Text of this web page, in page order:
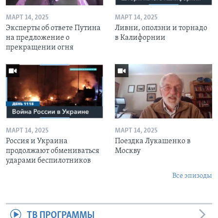
МАРТ 14, 2025
Эксперты об ответе Путина
на предложение о
прекращении огня
МАРТ 14, 2025
Ливни, оползни и торнадо
в Калифорнии
МАРТ 14, 2025
Россия и Украина
продолжают обмениваться
ударами беспилотников
МАРТ 14, 2025
Поездка Лукашенко в
Москву
Все эпизоды
ТВ ПРОГРАММЫ